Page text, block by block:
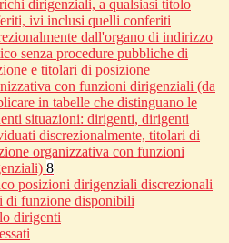
dirigenziali, a qualsiasi titolo
ivi inclusi quelli conferiti
dall'organo di indirizzo
senza procedure pubbliche di
e titolari di posizione
con funzioni dirigenziali (da
in tabelle che distinguano le
situazioni: dirigenti, dirigenti
discrezionalmente, titolari di
organizzativa con funzioni
8
posizioni dirigenziali discrezionali
di funzione disponibili
dirigenti